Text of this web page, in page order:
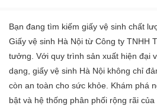
Bạn đang tìm kiếm giấy vệ sinh chất
Giấy vệ sinh Hà Nội từ Công ty TNHH
tưởng. Với quy trình sản xuất hiện đại
dạng, giấy vệ sinh Hà Nội không chỉ
còn an toàn cho sức khỏe. Khám phá
bật và hệ thống phân phối rộng rãi